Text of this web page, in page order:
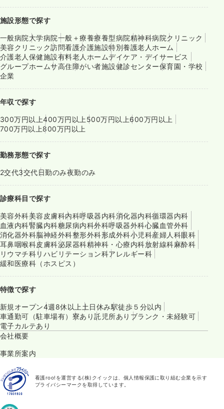
施設形態で探す
一般病院大学病院一般＋療養療養型病院精神科病院クリニック
美容クリニック訪問看護介護施設特別養護老人ホーム
介護老人保健施設有料老人ホームデイケア・デイサービス
グループホームサ高住障がい者施設健診センター保育園・学校
企業
年収で探す
300万円以上400万円以上 500万円以上600万円以上
700万円以上800万円以上
勤務形態で探す
2交代3交代日勤のみ夜勤のみ
診療科目で探す
美容外科美容皮膚科内科呼吸器内科消化器内科循環器内科
血液内科腎臓内科糖尿病内科外科呼吸器外科心臓血管外科
消化器外科脳神経外科整形外科形成外科小児科産婦人科眼科
耳鼻咽喉科皮膚科泌尿器科精神科・心療内科放射線科麻酔科
リウマチ科リハビリテーション科アレルギー科
緩和医療科（ホスピス）
特徴で探す
新規オープン4週8休以上 土日休み駅徒歩５分以内
車通勤可（駐車場有） 寮あり託児所あり ブランク・未経験可
電子カルテあり
会社概要
事業所案内
看護roo!を運営する(株)クイックは、個人情報保護に取り組む企業を示す
プライバシーマークを取得しています。